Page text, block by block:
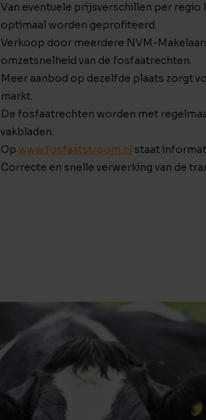
Van eventuele prijsverschillen per regio
optimaal worden geprofiteerd.
Verkoop door meerdere NVM-
omzetsnelheid van de fosfaatrechten.
Meer aanbod op dezelfde plaats zorgt
markt.
De fosfaatrechten worden met
vakbladen.
Op www.fosfaatstroom.nl staat
Correcte en snelle verwerking van de